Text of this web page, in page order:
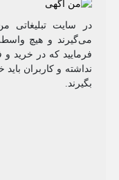
در سایت تبلیغاتی
می‌گیرند و هیچ
فرمایید که در خرید
نداشته و کاربران
بگیرند.